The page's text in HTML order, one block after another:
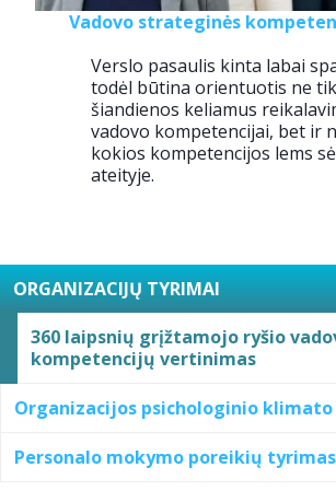
ORGANIZACIJŲ TYRIMAI
360 laipsnių grįžtamojo ryšio
kompetencijų vertinimas
Organizacijos psichologinio
Personalo mokymo poreikių tyrimas
Vadovo strateginės
Verslo pasaulis kinta labai
todėl būtina orientuotis ne
šiandienos keliamus
vadovo kompetencijai, bet ir
kokios kompetencijos lems
ateityje.